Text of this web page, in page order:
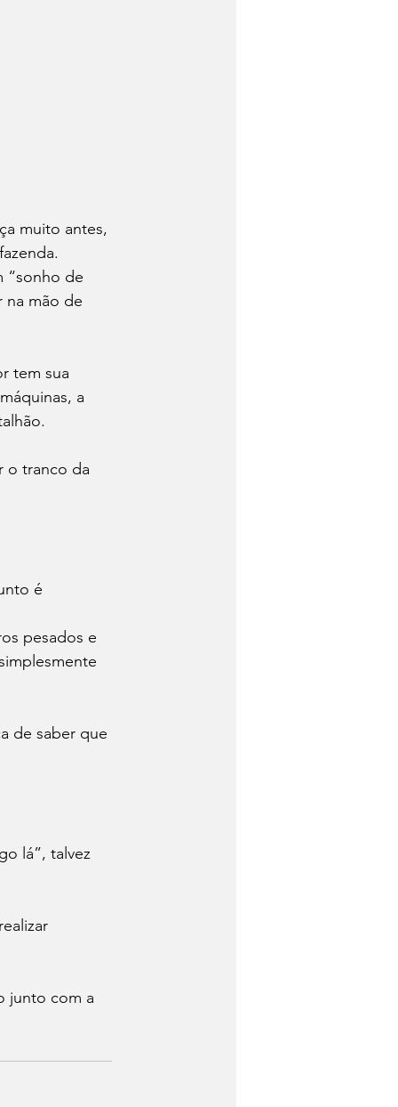
muito antes,
“sonho de
na mão de
tem sua
a
o tranco da
é
pesados e
de saber que
lá”, talvez
junto com a